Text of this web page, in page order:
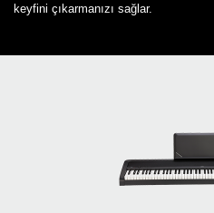
keyfini çıkarmanızı sağlar.